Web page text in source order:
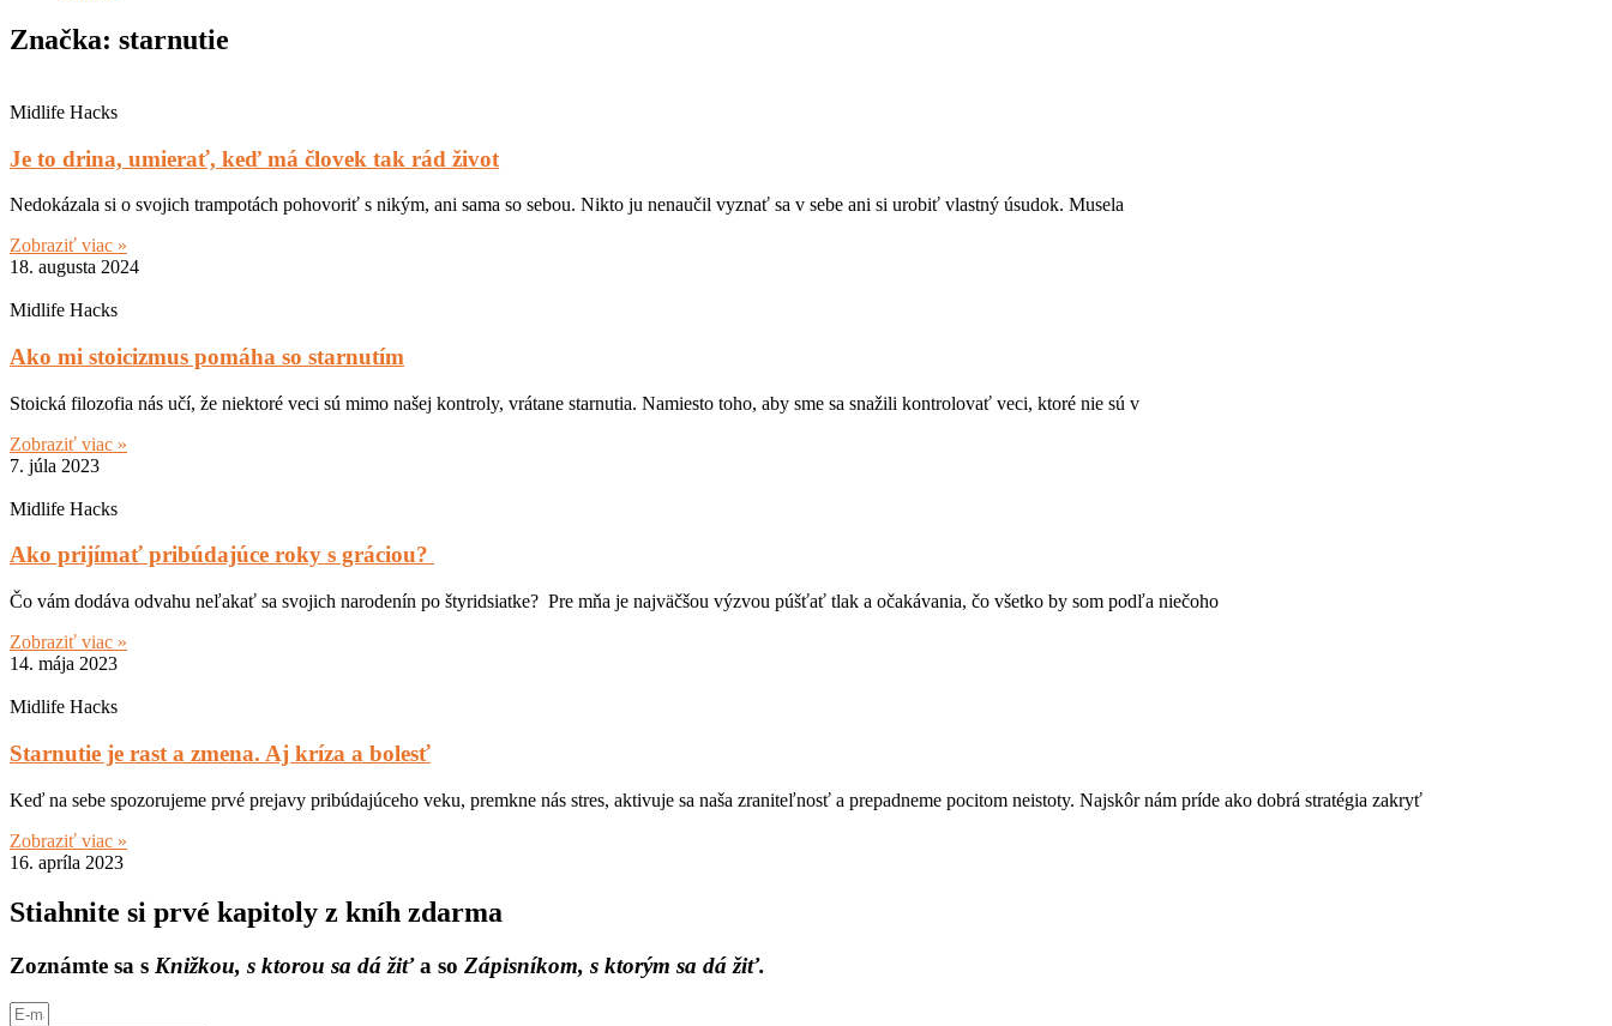
Značka: starnutie
Midlife Hacks
Je to drina, umierať, keď má človek tak rád život
Nedokázala si o svojich trampotách pohovoriť s nikým, ani sama so sebou. Nikto ju nenaučil vyznať sa v sebe ani si urobiť vlastný úsudok. Musela
Zobraziť viac »
18. augusta 2024
Midlife Hacks
Ako mi stoicizmus pomáha so starnutím
Stoická filozofia nás učí, že niektoré veci sú mimo našej kontroly, vrátane starnutia. Namiesto toho, aby sme sa snažili kontrolovať veci, ktoré nie sú v
Zobraziť viac »
7. júla 2023
Midlife Hacks
Ako prijímať pribúdajúce roky s gráciou?
Čo vám dodáva odvahu neľakať sa svojich narodenín po štyridsiatke? Pre mňa je najväčšou výzvou púšťať tlak a očakávania, čo všetko by som podľa niečoho
Zobraziť viac »
14. mája 2023
Midlife Hacks
Starnutie je rast a zmena. Aj kríza a bolesť
Keď na sebe spozorujeme prvé prejavy pribúdajúceho veku, premkne nás stres, aktivuje sa naša zraniteľnosť a prepadneme pocitom neistoty. Najskôr nám príde ako dobrá stratégia zakryť
Zobraziť viac »
16. apríla 2023
Stiahnite si prvé kapitoly z kníh zdarma
Zoznámte sa s Knižkou, s ktorou sa dá žiťa so Zápisníkom, s ktorým sa dá žiť.